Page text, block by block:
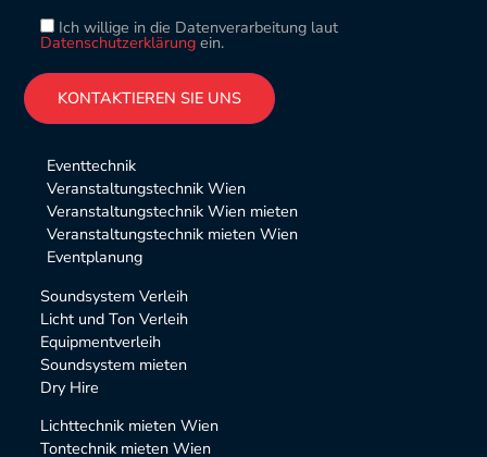
Ich willige in die Datenverarbeitung laut
Datenschutzerklärungein.
Please leave this field empty.
Eventtechnik
Veranstaltungstechnik Wien
Veranstaltungstechnik Wien mieten
Veranstaltungstechnik mieten Wien
Eventplanung
Soundsystem Verleih
Licht und Ton Verleih
Equipmentverleih
Soundsystem mieten
Dry Hire
Lichttechnik mieten Wien
Tontechnik mieten Wien